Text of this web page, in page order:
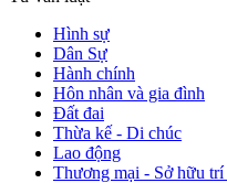
Hình sự
Dân Sự
Hành chính
Hôn nhân và gia đình
Đất đai
Thừa kế - Di chúc
Lao động
Thương mại - Sở hữu trí